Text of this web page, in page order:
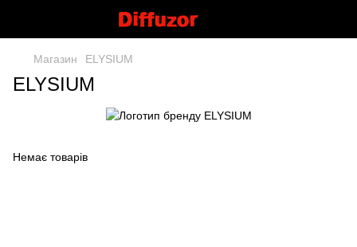
Магазин ELYSIUM
ELYSIUM
Немає товарів